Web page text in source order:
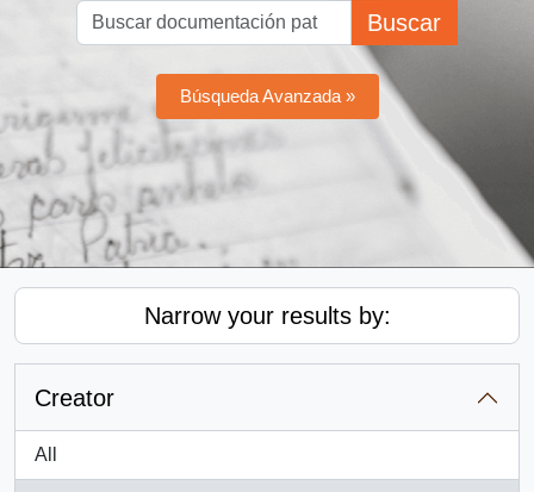
Buscar
Búsqueda Avanzada »
Narrow your results by:
Creator
All